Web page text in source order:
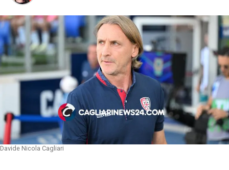
Davide Nicola Cagliari